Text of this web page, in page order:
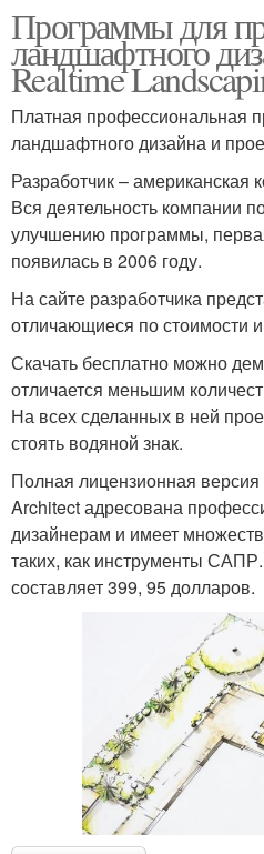
Программы для
ландшафтного
Realtime
Платная профессиональная
ландшафтного дизайна и
Разработчик – американская
Вся деятельность компании
улучшению программы,
появилась в 2006 году.
На сайте разработчика
отличающиеся по стоимости
Скачать бесплатно можно
отличается меньшим
На всех сделанных в ней
стоять водяной знак.
Полная лицензионная
Architect адресована
дизайнерам и имеет
таких, как инструменты
составляет 399, 95 долларов.